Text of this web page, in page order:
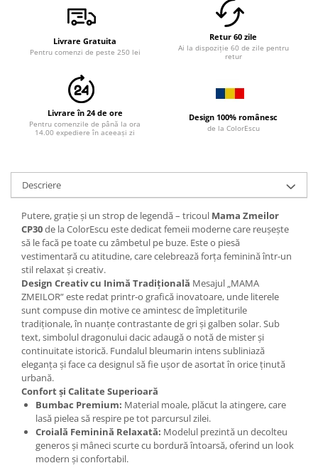
Livrare Gratuita
Pentru comenzi de peste 250 lei
Retur 60 zile
Ai la dispoziție 60 de zile pentru
retur
Livrare în 24 de ore
Pentru comenzile de până la ora
14.00 expediere în aceeași zi
Design 100% românesc
de la ColorEscu
Descriere
Putere, grație și un strop de legendă – tricoul Mama Zmeilor
CP30de la ColorEscu este dedicat femeii moderne care reușește
să le facă pe toate cu zâmbetul pe buze. Este o piesă
vestimentară cu atitudine, care celebrează forța feminină într-un
stil relaxat și creativ.
Design Creativ cu Inimă Tradițională Mesajul „MAMA
ZMEILOR” este redat printr-o grafică inovatoare, unde literele
sunt compuse din motive ce amintesc de împletiturile
tradiționale, în nuanțe contrastante de gri și galben solar. Sub
text, simbolul dragonului dacic adaugă o notă de mister și
continuitate istorică. Fundalul bleumarin intens subliniază
eleganța și face ca designul să fie ușor de asortat în orice ținută
urbană.
Confort și Calitate Superioară
Bumbac Premium: Material moale, plăcut la atingere, care
lasă pielea să respire pe tot parcursul zilei.
Croială Feminină Relaxată: Modelul prezintă un decolteu
generos și mâneci scurte cu bordură întoarsă, oferind un look
modern și confortabil.